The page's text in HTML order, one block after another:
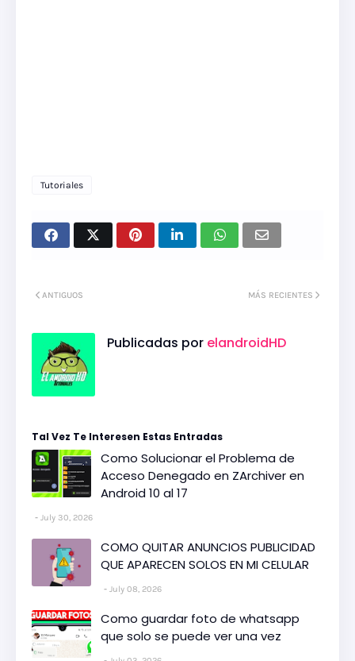
Tutoriales
MÁS RECIENTES
ANTIGUOS
Publicadas por elandroidHD
Tal Vez Te Interesen Estas Entradas
Como Solucionar el Problema de
Acceso Denegado en ZArchiver en
Android 10 al 17
July 30, 2026
COMO QUITAR ANUNCIOS PUBLICIDAD
QUE APARECEN SOLOS EN MI CELULAR
July 08, 2026
Como guardar foto de whatsapp
que solo se puede ver una vez